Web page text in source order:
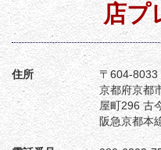
店プ
住所
〒604-8033
京都府京都
屋町296 古
阪急京都本